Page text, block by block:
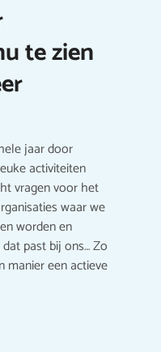
te zien
jaar door
activiteiten
vragen voor het
waar we
worden en
dat past bij ons… Zo
manier een actieve